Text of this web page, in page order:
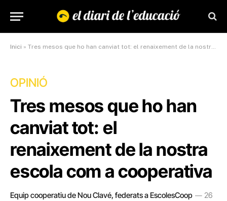
Inici » Tres mesos que ho han canviat tot: el renaixement de la nostra escola com a cooperativa
OPINIÓ
Tres mesos que ho han
canviat tot: el
renaixement de la nostra
escola com a cooperativa
Equip cooperatiu de Nou Clavé, federats a EscolesCoop
26